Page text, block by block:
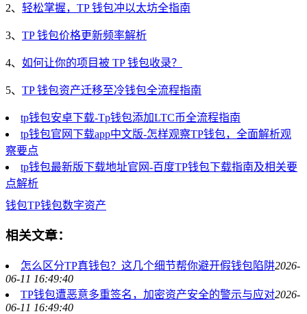
2、 轻松掌握，TP 钱包冲以太坊全指南
3、 TP 钱包价格更新频率解析
4、 如何让你的项目被 TP 钱包收录？
5、 TP 钱包资产迁移至冷钱包全流程指南
tp钱包安卓下载-Tp钱包添加LTC币全流程指南
tp钱包官网下载app中文版-怎样观察TP钱包，全面解析观
察要点
tp钱包最新版下载地址官网-百度TP钱包下载指南及相关要
点解析
钱包TP钱包数字资产
相关文章：
怎么区分TP真钱包？这几个细节帮你避开假钱包陷阱2026-
06-11 16:49:40
TP钱包遭恶意多重签名，加密资产安全的警示与应对2026-
06-11 16:49:40